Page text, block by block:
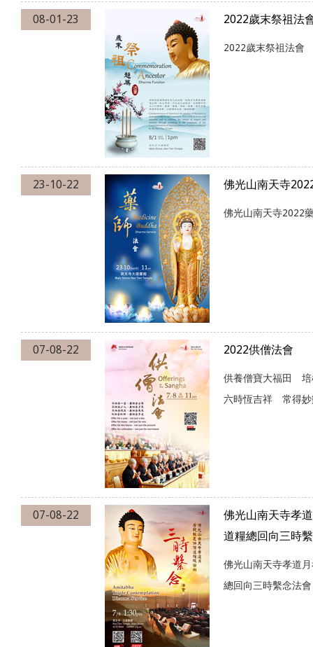
08-01-23 2022歲末祭祖法
2022歲末祭祖法會
23-10-22 佛光山南天寺
佛光山南天寺2022
07-08-22 2022供僧法會
供養僧寶大福田 培
六時恆吉祥 常得妙
07-08-22
佛光山南天寺孝
道糧總回向三時
佛光山南天寺孝道
總回向三時繫念法會